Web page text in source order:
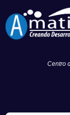
Centro